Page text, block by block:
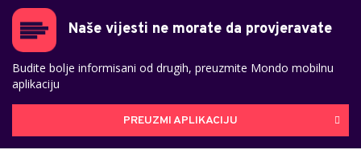
Naše vijesti ne morate da provjeravate
Budite bolje informisani od drugih, preuzmite Mondo mobilnu
aplikaciju
PREUZMI APLIKACIJU